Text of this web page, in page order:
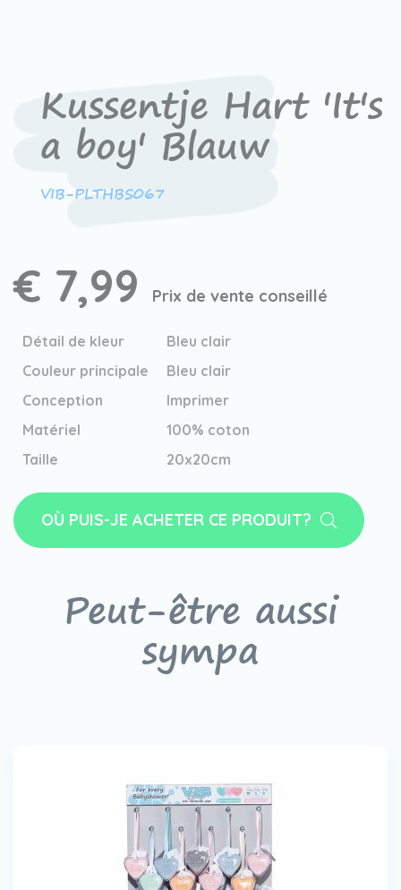
Kussentje Hart 'It's
a boy' Blauw
VIB-PLTHBS067
€ 7,99 Prix de vente conseillé
Détail de kleur
Bleu clair
Couleur principale
Bleu clair
Conception
Imprimer
Matériel
100% coton
Taille
20x20cm
OÙ PUIS-JE ACHETER CE PRODUIT?
Peut-être aussi
sympa